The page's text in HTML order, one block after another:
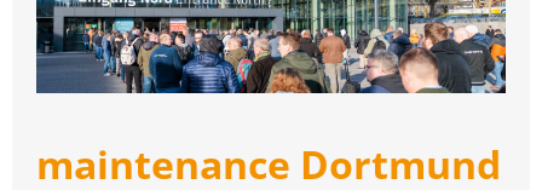
maintenance Dortmund